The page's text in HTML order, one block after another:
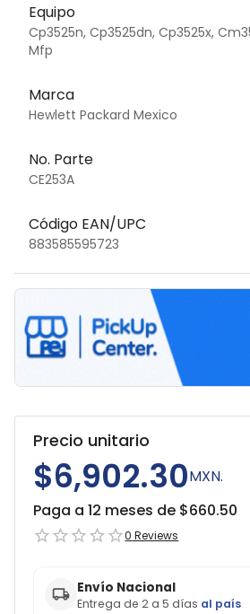
Equipo
Cp3525n, Cp3525dn, Cp3525x,
Mfp
Marca
Hewlett Packard Mexico
No. Parte
CE253A
Código EAN/UPC
883585595723
Precio unitario
$6,902.30MXN.
Paga a 12 meses de $660.50
0 Reviews
Envío Nacional
Entrega de 2 a 5 días al país